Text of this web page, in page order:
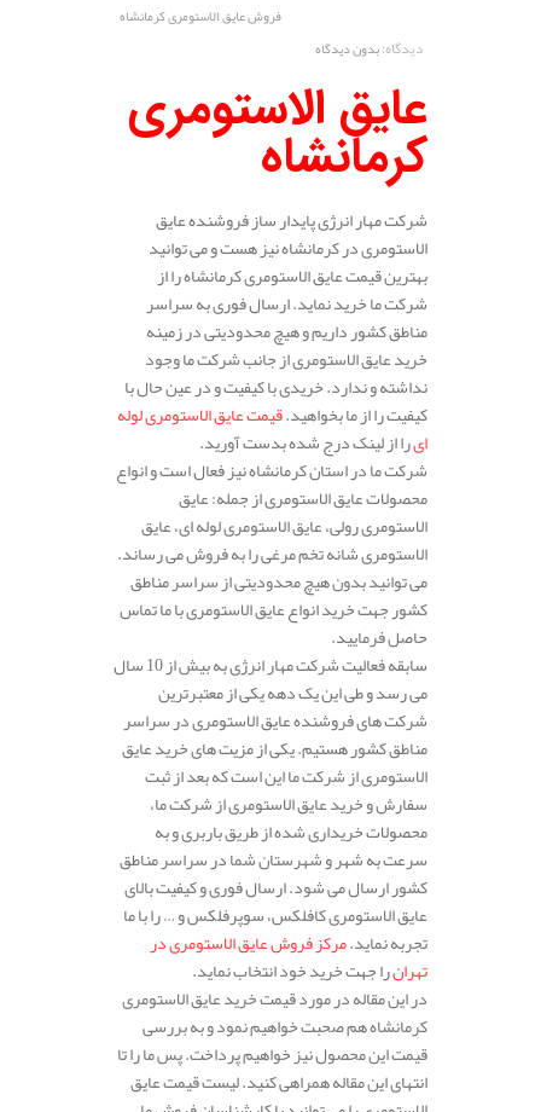
فروش عایق الاستومری کرمانشاه
دیدگاه:بدون دیدگاه
عایق الاستومری
کرمانشاه
شرکت مهار انرژی پایدار ساز فروشنده عایق
الاستومری در کرمانشاه نیز هست و می توانید
بهترین قیمت عایق الاستومری کرمانشاه را از
شرکت ما خرید نماید. ارسال فوری به سراسر
مناطق کشور داریم و هیچ محدودیتی در زمینه
خرید عایق الاستومری از جانب شرکت ما وجود
نداشته و ندارد. خریدی با کیفیت و در عین حال با
کیفیت را از ما بخواهید.قیمت عایق الاستومری لوله
ایرا از لینک درج شده بدست آورید.
شرکت ما در استان کرمانشاه نیز فعال است و انواع
محصولات عایق الاستومری از جمله: عایق
الاستومری رولی، عایق الاستومری لوله ای، عایق
الاستومری شانه تخم مرغی را به فروش می رساند.
می توانید بدون هیچ محدودیتی از سراسر مناطق
کشور جهت خرید انواع عایق الاستومری با ما تماس
حاصل فرمایید.
سابقه فعالیت شرکت مهار انرژی به بیش از 10 سال
می رسد و طی این یک دهه یکی از معتبرترین
شرکت های فروشنده عایق الاستومری در سراسر
مناطق کشور هستیم. یکی از مزیت های خرید عایق
الاستومری از شرکت ما این است که بعد از ثبت
سفارش و خرید عایق الاستومری از شرکت ما،
محصولات خریداری شده از طریق باربری و به
سرعت به شهر و شهرستان شما در سراسر مناطق
کشور ارسال می شود. ارسال فوری و کیفیت بالای
عایق الاستومری کافلکس، سوپرفلکس و … را با ما
تجربه نماید.مرکز فروش عایق الاستومری در
تهرانرا جهت خرید خود انتخاب نماید.
در این مقاله در مورد قیمت خرید عایق الاستومری
کرمانشاه هم صحبت خواهیم نمود و به بررسی
قیمت این محصول نیز خواهیم پرداخت. پس ما را تا
انتهای این مقاله همراهی کنید. لیست قیمت عایق